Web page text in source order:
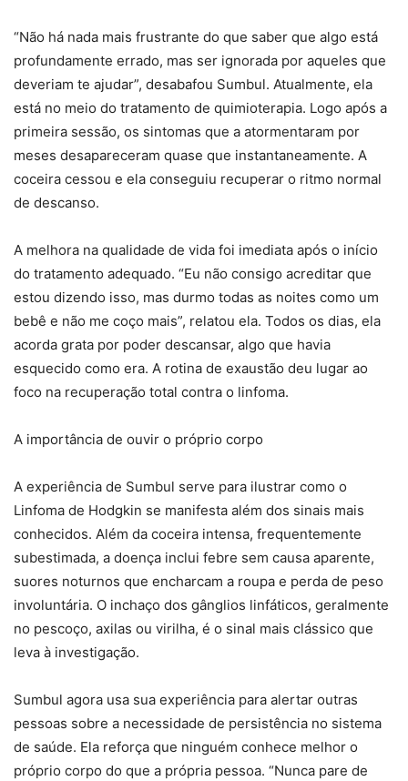
“Não há nada mais frustrante do que saber que algo está
profundamente errado, mas ser ignorada por aqueles que
deveriam te ajudar”, desabafou Sumbul. Atualmente, ela
está no meio do tratamento de quimioterapia. Logo após a
primeira sessão, os sintomas que a atormentaram por
meses desapareceram quase que instantaneamente. A
coceira cessou e ela conseguiu recuperar o ritmo normal
de descanso.
A melhora na qualidade de vida foi imediata após o início
do tratamento adequado. “Eu não consigo acreditar que
estou dizendo isso, mas durmo todas as noites como um
bebê e não me coço mais”, relatou ela. Todos os dias, ela
acorda grata por poder descansar, algo que havia
esquecido como era. A rotina de exaustão deu lugar ao
foco na recuperação total contra o linfoma.
A importância de ouvir o próprio corpo
A experiência de Sumbul serve para ilustrar como o
Linfoma de Hodgkin se manifesta além dos sinais mais
conhecidos. Além da coceira intensa, frequentemente
subestimada, a doença inclui febre sem causa aparente,
suores noturnos que encharcam a roupa e perda de peso
involuntária. O inchaço dos gânglios linfáticos, geralmente
no pescoço, axilas ou virilha, é o sinal mais clássico que
leva à investigação.
Sumbul agora usa sua experiência para alertar outras
pessoas sobre a necessidade de persistência no sistema
de saúde. Ela reforça que ninguém conhece melhor o
próprio corpo do que a própria pessoa. “Nunca pare de